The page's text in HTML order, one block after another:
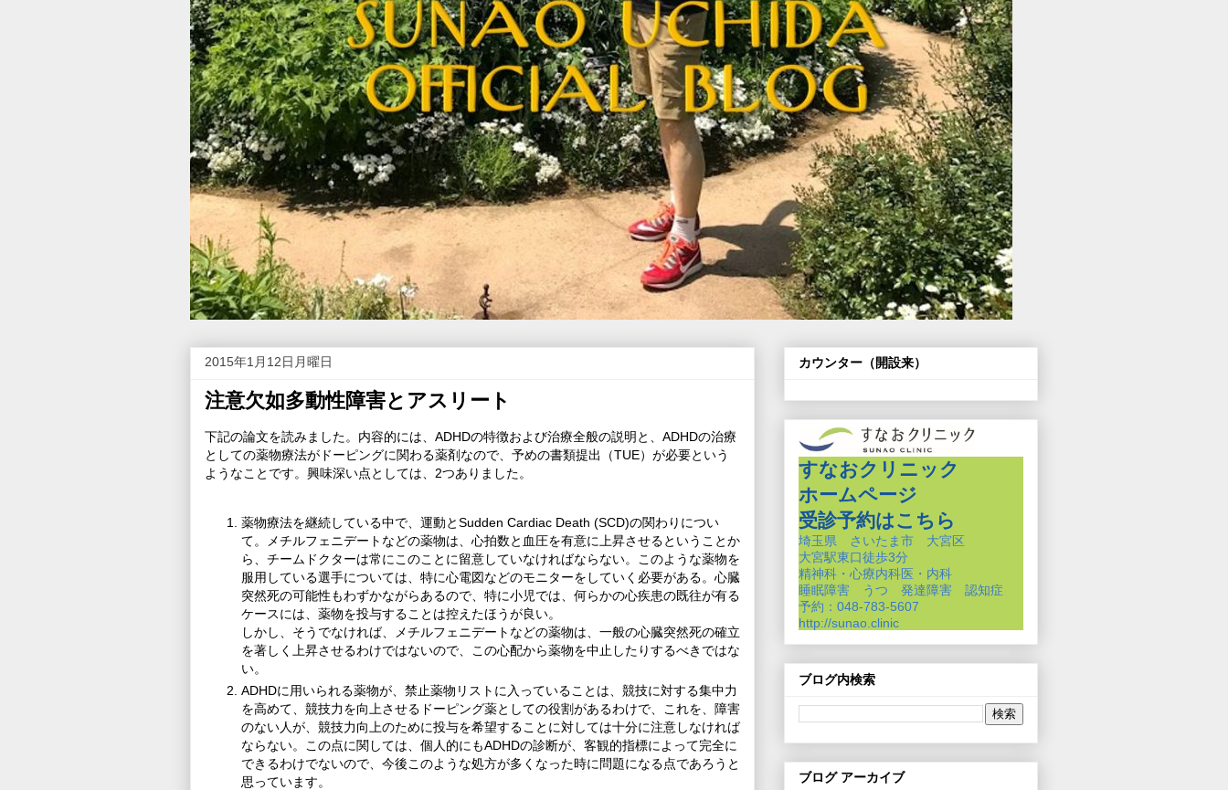
2015年1月12日月曜日
注意欠如多動性障害とアスリート
下記の論文を読みました。内容的には、ADHDの特徴および治療全般の説明と、ADHDの治療
としての薬物療法がドーピングに関わる薬剤なので、予めの書類提出（TUE）が必要という
ようなことです。興味深い点としては、2つありました。
薬物療法を継続している中で、運動とSudden Cardiac Death (SCD)の関わりについ
て。
メチルフェニデートなどの薬物は、心拍数と血圧を有意に上昇させるということか
ら、チームドクターは常にこのことに留意していなければならない。このような薬物を
服用している選手については、特に心電図などのモニターをしていく必要がある。 心臓
突然死の可能性もわずかながらあるので、特に小児では、何らかの心疾患の既往が有る
ケースには、薬物を投与することは控えたほうが良い。
しかし、そうでなければ、メチルフェニデートなどの薬物は、一般の心臓突然死の確立
を著しく上昇させるわけではないので、この心配から薬物を中止したりするべきではな
い。
ADHDに用いられる薬物が、禁止薬物リストに入っていることは、競技に対する集中力
を高めて、競技力を向上させるドーピング薬としての役割があるわけで、これを、障害
のない人が、競技力向上のために投与を希望することに対しては十分に注意しなければ
ならない。
この点に関しては、個人的にもADHDの診断が、客観的指標によって完全に
できるわけでないので、今後このような処方が多くなった時に問題になる点であろうと
思っています。
カウンター（開設来）
すなおクリニック
ホームページ
受診予約はこちら
埼玉県 さいたま市 大宮区
大宮駅東口徒歩3分
精神科・心療内科医・内科
睡眠障害 うつ 発達障害 認知症
予約：048-783-5607
http://sunao.clinic
ブログ内検索
ブログ アーカイブ